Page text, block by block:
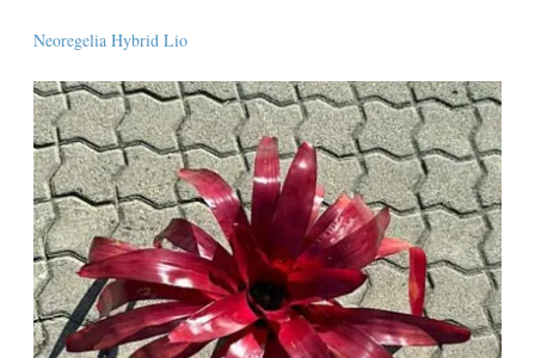
Neoregelia Hybrid Lio